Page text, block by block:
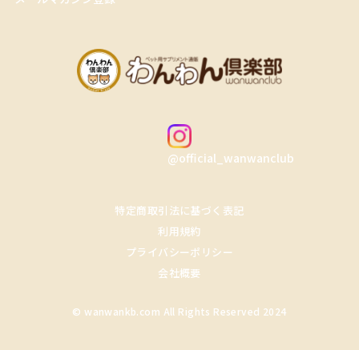
@official_wanwanclub
特定商取引法に基づく表記
利用規約
プライバシーポリシー
会社概要
© wanwankb.com All Rights Reserved 2024